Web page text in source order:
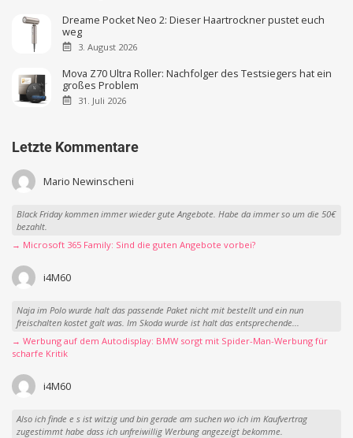
Dreame Pocket Neo 2: Dieser Haartrockner pustet euch
weg
3. August 2026
Mova Z70 Ultra Roller: Nachfolger des Testsiegers hat ein
großes Problem
31. Juli 2026
Letzte Kommentare
Mario Newinscheni
Black Friday kommen immer wieder gute Angebote. Habe da immer so um die 50€
bezahlt.
→ Microsoft 365 Family: Sind die guten Angebote vorbei?
i4M60
Naja im Polo wurde halt das passende Paket nicht mit bestellt und ein nun
freischalten kostet galt was. Im Skoda wurde ist halt das entsprechende...
→ Werbung auf dem Autodisplay: BMW sorgt mit Spider-Man-Werbung für
scharfe Kritik
i4M60
Also ich finde e s ist witzig und bin gerade am suchen wo ich im Kaufvertrag
zugestimmt habe dass ich unfreiwillig Werbung angezeigt bekomme.